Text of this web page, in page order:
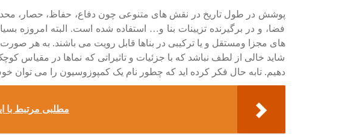
پوشش در طول تاریخ در نقش های متنوعی چون دفاع، حفاظ، حصار،
فضا، و در برگیرنده تزیینات بنا و… استفاده شده است. البته امروزه
های مجزا ومستقل و یا ترکیبی در بناها قابل رویت می باشند. به هر
شاید خالی از لطف نباشد که با جزئیات و تاثیراتی که نماها در مقیاس
دهیم. تابه حال فکر کرده اید که چطور نام یک کمپوزوسیون را می توان
مطلبی مرتبط با